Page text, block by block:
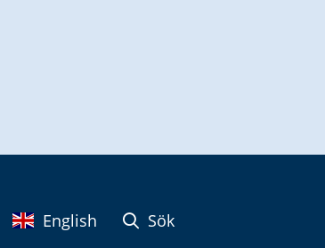
English Sök